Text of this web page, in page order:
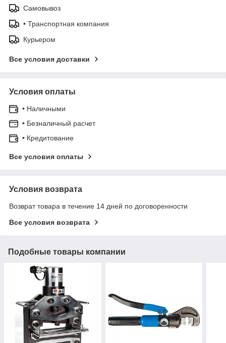
Самовывоз
• Транспортная компания
Курьером
Все условия доставки
Условия оплаты
• Наличными
• Безналичный расчет
• Кредитование
Все условия оплаты
Условия возврата
Возврат товара в течение 14 дней по договоренности
Все условия возврата
Подобные товары компании